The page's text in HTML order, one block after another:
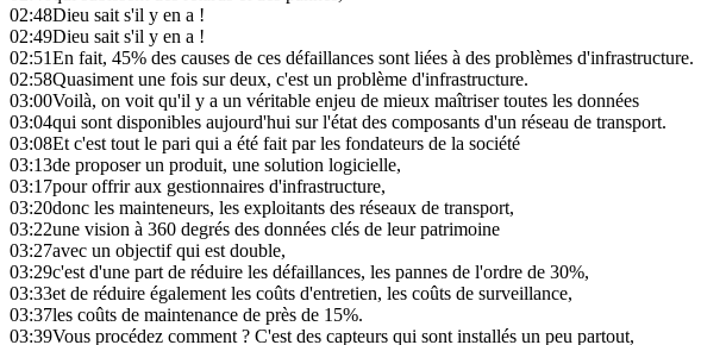
02:48Dieu sait s'il y en a !
02:49Dieu sait s'il y en a !
02:51En fait, 45% des causes de ces défaillances sont liées à des problèmes d'infrastructure.
02:58Quasiment une fois sur deux, c'est un problème d'infrastructure.
03:00Voilà, on voit qu'il y a un véritable enjeu de mieux maîtriser toutes les données
03:04qui sont disponibles aujourd'hui sur l'état des composants d'un réseau de transport.
03:08Et c'est tout le pari qui a été fait par les fondateurs de la société
03:13de proposer un produit, une solution logicielle,
03:17pour offrir aux gestionnaires d'infrastructure,
03:20donc les mainteneurs, les exploitants des réseaux de transport,
03:22une vision à 360 degrés des données clés de leur patrimoine
03:27avec un objectif qui est double,
03:29c'est d'une part de réduire les défaillances, les pannes de l'ordre de 30%,
03:33et de réduire également les coûts d'entretien, les coûts de surveillance,
03:37les coûts de maintenance de près de 15%.
03:39Vous procédez comment ? C'est des capteurs qui sont installés un peu partout,